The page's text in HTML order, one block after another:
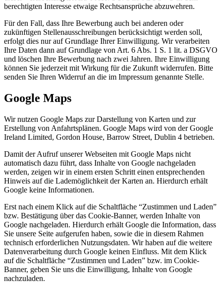
berechtigten Interesse etwaige Rechtsansprüche abzuwehren.
Für den Fall, dass Ihre Bewerbung auch bei anderen oder
zukünftigen Stellenausschreibungen berücksichtigt werden soll,
erfolgt dies nur auf Grundlage Ihrer Einwilligung. Wir verarbeiten
Ihre Daten dann auf Grundlage von Art. 6 Abs. 1 S. 1 lit. a DSGVO
und löschen Ihre Bewerbung nach zwei Jahren. Ihre Einwilligung
können Sie jederzeit mit Wirkung für die Zukunft widerrufen. Bitte
senden Sie Ihren Widerruf an die im Impressum genannte Stelle.
Google Maps
Wir nutzen Google Maps zur Darstellung von Karten und zur
Erstellung von Anfahrtsplänen. Google Maps wird von der Google
Ireland Limited, Gordon House, Barrow Street, Dublin 4 betrieben.
Damit der Aufruf unserer Webseiten mit Google Maps nicht
automatisch dazu führt, dass Inhalte von Google nachgeladen
werden, zeigen wir in einem ersten Schritt einen entsprechenden
Hinweis auf die Lademöglichkeit der Karten an. Hierdurch erhält
Google keine Informationen.
Erst nach einem Klick auf die Schaltfläche “Zustimmen und Laden”
bzw. Bestätigung über das Cookie-Banner, werden Inhalte von
Google nachgeladen. Hierdurch erhält Google die Information, dass
Sie unsere Seite aufgerufen haben, sowie die in diesem Rahmen
technisch erforderlichen Nutzungsdaten. Wir haben auf die weitere
Datenverarbeitung durch Google keinen Einfluss. Mit dem Klick
auf die Schaltfläche “Zustimmen und Laden” bzw. im Cookie-
Banner, geben Sie uns die Einwilligung, Inhalte von Google
nachzuladen.